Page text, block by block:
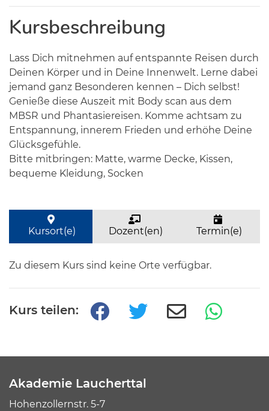
Kursbeschreibung
Lass Dich mitnehmen auf entspannte Reisen durch
Deinen Körper und in Deine Innenwelt. Lerne dabei
jemand ganz Besonderen kennen – Dich selbst!
Genieße diese Auszeit mit Body scan aus dem
MBSR und Phantasiereisen. Komme achtsam zu
Entspannung, innerem Frieden und erhöhe Deine
Glücksgefühle.
Bitte mitbringen: Matte, warme Decke, Kissen,
bequeme Kleidung, Socken
Kursort(e) Dozent(en) Termin(e)
Zu diesem Kurs sind keine Orte verfügbar.
Kurs teilen:
Akademie Laucherttal
Hohenzollernstr. 5-7